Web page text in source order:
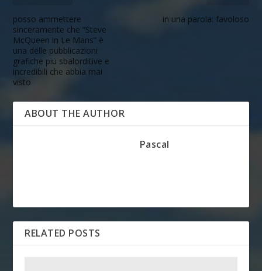
posso ammettere
sinceramente che “Steve
McQueen in Le Mans” è
una delle pubblicazioni
grafiche più sbalorditive e
incredibili che abbia mai
visto
in una parola: favoloso
ABOUT THE AUTHOR
Pascal
RELATED POSTS